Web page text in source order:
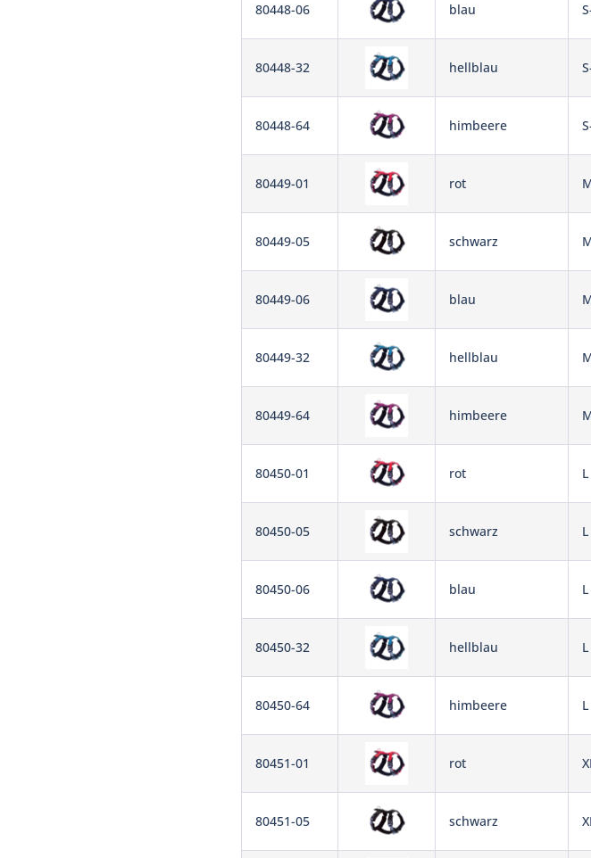
80448-06 blau
80448-32 hellblau
80448-64 himbeere
80449-01 rot
80449-05 schwarz
80449-06 blau
80449-32 hellblau
80449-64 himbeere
80450-01 rot L
80450-05 schwarz L
80450-06 blau L
80450-32 hellblau L
80450-64 himbeere L
80451-01 rot
80451-05 schwarz